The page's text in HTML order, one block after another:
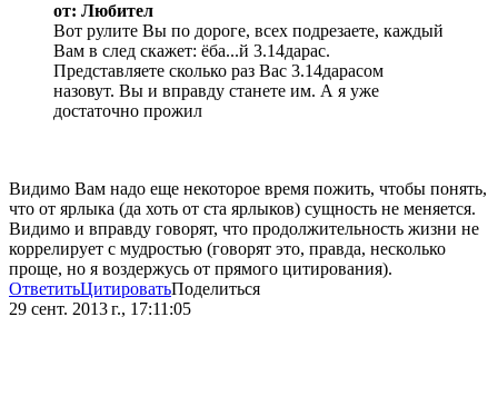
от: Любител
Вот рулите Вы по дороге, всех подрезаете, каждый
Вам в след скажет: ёба...й 3.14дарас.
Представляете сколько раз Вас 3.14дарасом
назовут. Вы и вправду станете им. А я уже
достаточно прожил
Видимо Вам надо еще некоторое время пожить, чтобы понять,
что от ярлыка (да хоть от ста ярлыков) сущность не меняется.
Видимо и вправду говорят, что продолжительность жизни не
коррелирует с мудростью (говорят это, правда, несколько
проще, но я воздержусь от прямого цитирования).
ОтветитьЦитироватьПоделиться
29 сент. 2013 г., 17:11:05